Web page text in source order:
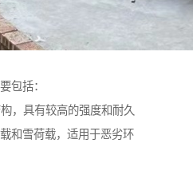
包括：
，具有较高的强度和耐久
和雪荷载，适用于恶劣环